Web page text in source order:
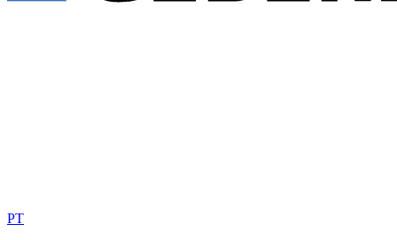
PT